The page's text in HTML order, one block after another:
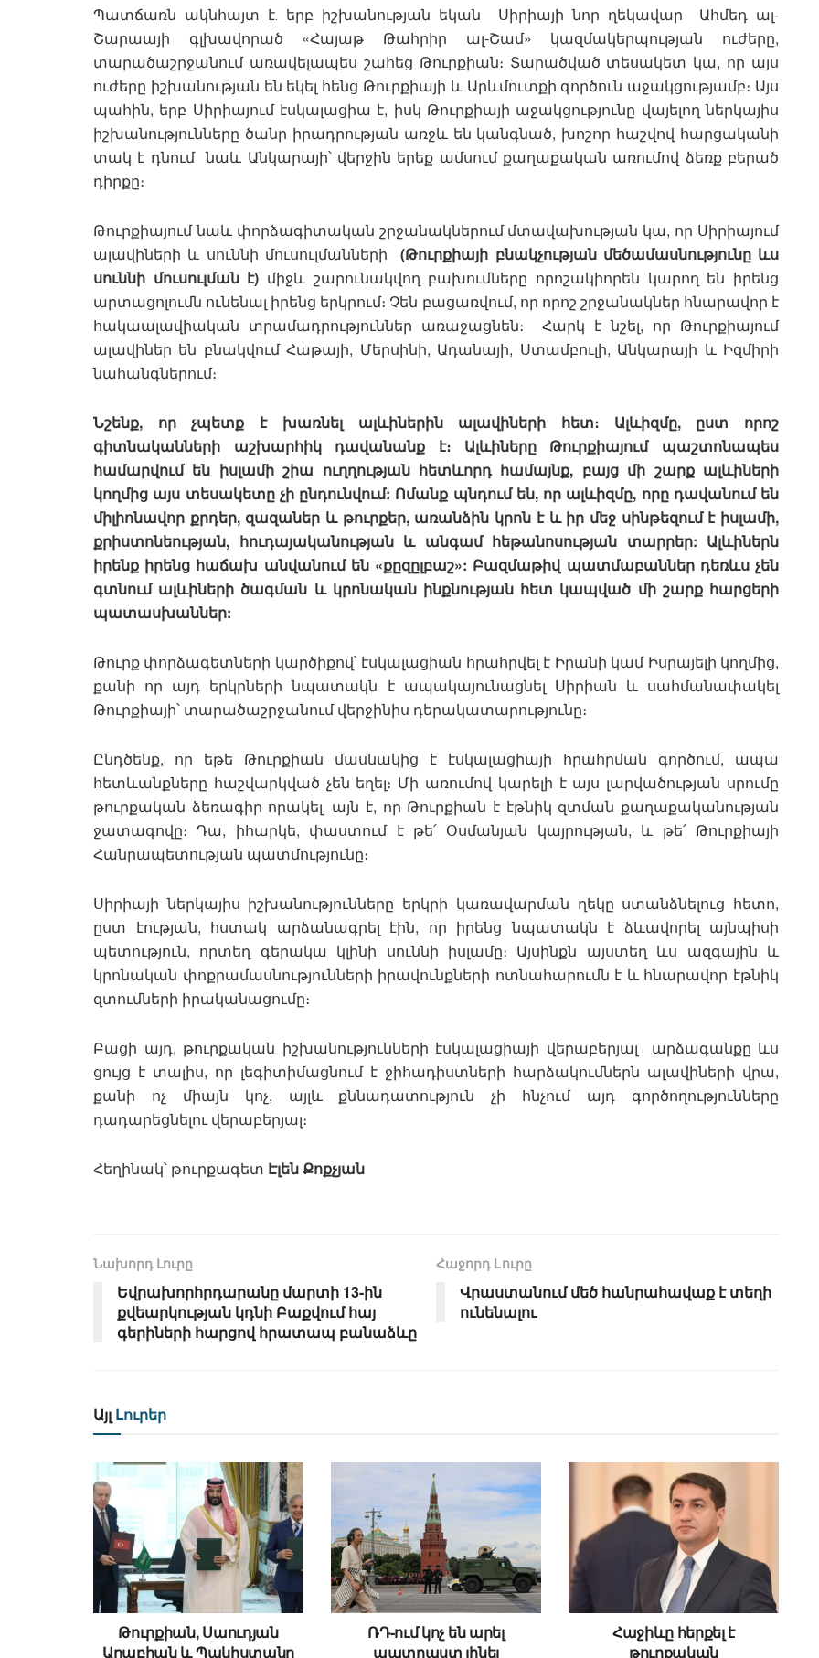
Պատճառն ակնհայտ է․ երբ իշխանության եկան Սիրիայի նոր ղեկավար Ահմեդ ալ-
Շարաայի գլխավորած «Հայաթ Թահրիր ալ-Շամ» կազմակերպության ուժերը,
տարածաշրջանում առավելապես շահեց Թուրքիան։ Տարածված տեսակետ կա, որ այս
ուժերը իշխանության են եկել հենց Թուրքիայի և Արևմուտքի գործուն աջակցությամբ։ Այս
պահին, երբ Սիրիայում էսկալացիա է, իսկ Թուրքիայի աջակցությունը վայելող ներկայիս
իշխանությունները ծանր իրադրության առջև են կանգնած, խոշոր հաշվով հարցականի
տակ է դնում նաև Անկարայի՝ վերջին երեք ամսում քաղաքական առումով ձեռք բերած
դիրքը։
Թուրքիայում նաև փորձագիտական շրջանակներում մտավախության կա, որ Սիրիայում
ալավիների և սուննի մուսուլմանների(Թուրքիայի բնակչության մեծամասնությունը ևս
սուննի մուսուլման է) միջև շարունակվող բախումները որոշակիորեն կարող են իրենց
արտացոլումն ունենալ իրենց երկրում։ Չեն բացառվում, որ որոշ շրջանակներ հնարավոր է
հակաալավիական տրամադրություններ առաջացնեն։ Հարկ է նշել, որ Թուրքիայում
ալավիներ են բնակվում Հաթայի, Մերսինի, Ադանայի, Ստամբուլի, Անկարայի և Իզմիրի
նահանգներում։
Նշենք, որչպետք է խառնել ալևիներին ալավիների հետ։ Ալևիզմը, ըստ որոշ
գիտնականների աշխարհիկ դավանանք է։ Ալևիները Թուրքիայում պաշտոնապես
համարվում են իսլամի շիա ուղղության հետևորդ համայնք, բայց մի շարք ալևիների
կողմից այս տեսակետը չի ընդունվում: Ոմանք պնդում են, որ ալևիզմը, որը դավանում են
միլիոնավոր քրդեր, զազաներ և թուրքեր, առանձին կրոն է և իր մեջ սինթեզում է իսլամի,
քրիստոնեության, հուդայականության և անգամ հեթանոսության տարրեր: Ալևիներն
իրենք իրենց հաճախ անվանում են «քըզըլբաշ»: Բազմաթիվ պատմաբաններ դեռևս չեն
գտնում ալևիների ծագման և կրոնական ինքնության հետ կապված մի շարք հարցերի
պատասխաններ:
Թուրք փորձագետների կարծիքով՝ էսկալացիան հրահրվել է Իրանի կամ Իսրայելի կողմից,
քանի որ այդ երկրների նպատակն է ապակայունացնել Սիրիան և սահմանափակել
Թուրքիայի՝ տարածաշրջանում վերջինիս դերակատարությունը։
Ընդծենք, որ եթե Թուրքիան մասնակից է էսկալացիայի հրահրման գործում, ապա
հետևանքները հաշվարկված չեն եղել։ Մի առումով կարելի է այս լարվածության սրումը
թուրքական ձեռագիր որակել․ այն է, որ Թուրքիան է էթնիկ զտման քաղաքականության
ջատագովը։ Դա, իհարկե, փաստում է թե՛ Օսմանյան կայրության, և թե՛ Թուրքիայի
Հանրապետության պատմությունը։
Սիրիայի ներկայիս իշխանությունները երկրի կառավարման ղեկը ստանձնելուց հետո,
ըստ էության, հստակ արձանագրել էին, որ իրենց նպատակն է ձևավորել այնպիսի
պետություն, որտեղ գերակա կլինի սուննի իսլամը։ Այսինքն այստեղ ևս ազգային և
կրոնական փոքրամասնությունների իրավունքների ոտնահարումն է և հնարավոր էթնիկ
զտումների իրականացումը։
Բացի այդ, թուրքական իշխանությունների էսկալացիայի վերաբերյալ արձագանքը ևս
ցույց է տալիս, որ լեգիտիմացնում է ջիհադիստների հարձակումներն ալավիների վրա,
քանի ոչ միայն կոչ, այլև քննադատություն չի հնչում այդ գործողությունները
դադարեցնելու վերաբերյալ։
Հեղինակ՝ թուրքագետ Էլեն Քոքչյան
Նախորդ Լուրը
Եվրախորհրդարանը մարտի 13-ին
քվեարկության կդնի Բաքվում հայ
գերիների հարցով հրատապ բանաձևը
Հաջորդ Lուրը
Վրաստանում մեծ հանրահավաք է տեղի
ունենալու
Այլ Լուրեր
Թուրքիան, Սաուդյան
Արաբիան և Պակիստանը
ՌԴ-ում կոչ են արել
պատրաստ լինել
Հաջիևը հերքել է
թուրքական